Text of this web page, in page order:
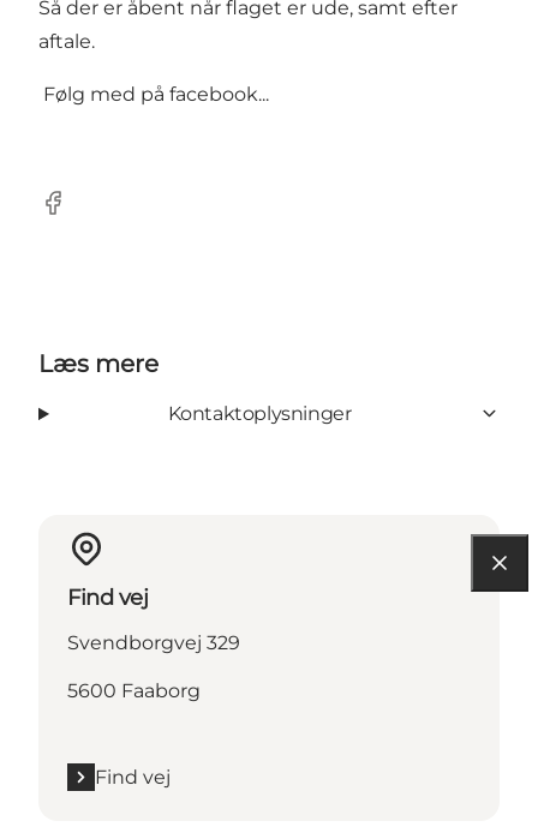
Så der er åbent når flaget er ude, samt efter
aftale.
Følg med på facebook...
Facebook
Læs mere
Kontaktoplysninger
Find vej
Svendborgvej 329
5600 Faaborg
Find vej